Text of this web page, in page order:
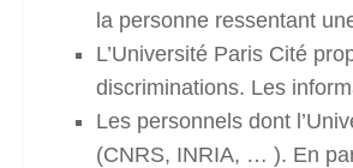
la personne ressentant
L’Université Paris Cité
discriminations. Les
Les personnels dont
(CNRS, INRIA, … ). En